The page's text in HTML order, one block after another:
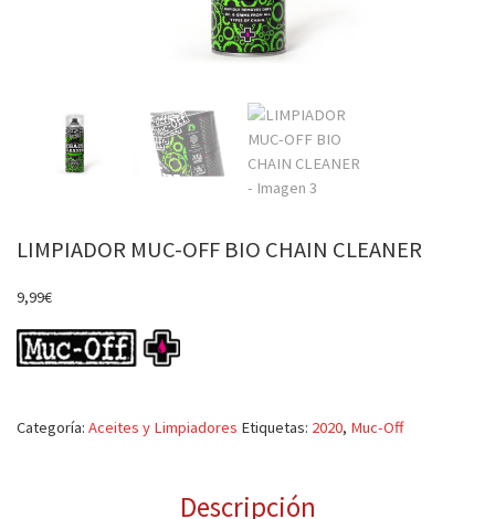
LIMPIADOR MUC-OFF BIO CHAIN CLEANER
9,99€
Categoría: Aceites y Limpiadores Etiquetas: 2020, Muc-Off
Descripción